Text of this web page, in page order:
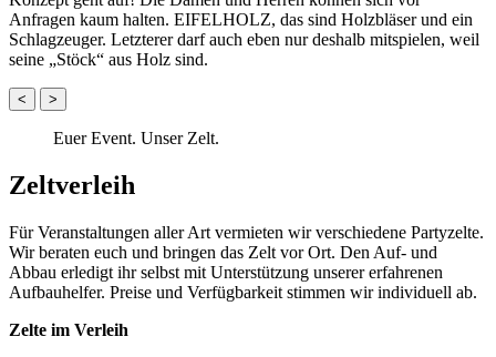
Anfragen kaum halten. EIFELHOLZ, das sind Holzbläser und ein
Schlagzeuger. Letzterer darf auch eben nur deshalb mitspielen, weil
seine „Stöck“ aus Holz sind.
< >
Euer Event. Unser Zelt.
Zeltverleih
Für Veranstaltungen aller Art vermieten wir verschiedene Partyzelte.
Wir beraten euch und bringen das Zelt vor Ort. Den Auf- und
Abbau erledigt ihr selbst mit Unterstützung unserer erfahrenen
Aufbauhelfer. Preise und Verfügbarkeit stimmen wir individuell ab.
Zelte im Verleih